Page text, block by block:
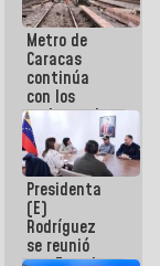
Metro de
Caracas
continúa
con los
trabajos de
mantenimiento
e inspección
en la Línea 2
Presidenta
(E)
Rodríguez
se reunió